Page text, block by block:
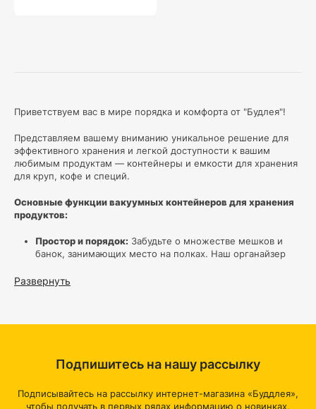
Приветствуем вас в мире порядка и комфорта от "Будлея"!
Представляем вашему вниманию уникальное решение для
эффективного хранения и легкой доступности к вашим
любимым продуктам — контейнеры и емкости для хранения
для круп, кофе и специй.
Основные функции вакуумных контейнеров для хранения
продуктов:
Простор и порядок: Забудьте о множестве мешков и
банок, занимающих место на полках. Наш органайзер
Отдельные ячейки позволят вам хранить разные виды
Экономия времени:Больше не нужно искать нужную
органайзером вы легко найдете нужное, благодаря
четкой организации и легкому доступу к содержимому.
Развернуть
Подпишитесь на нашу рассылку
Подписывайтесь на рассылку интернет-магазина «Буддлея»,
чтобы получать в первых рядах информацию о новинках,